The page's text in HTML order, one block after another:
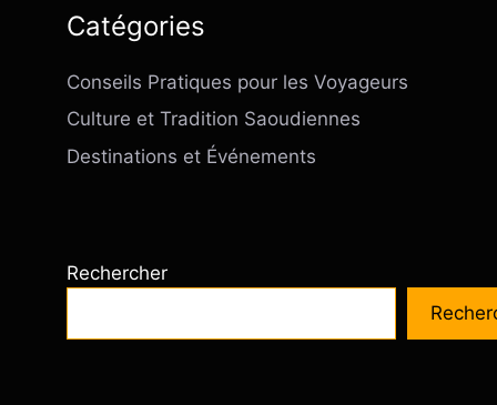
Catégories
Conseils Pratiques pour les Voyageurs
Culture et Tradition Saoudiennes
Destinations et Événements
Rechercher